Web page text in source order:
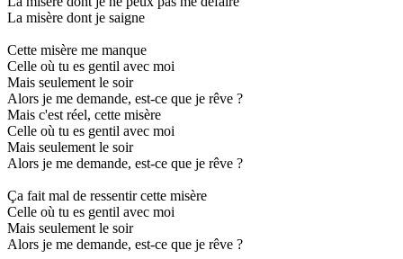
La misère dont je saigne
Cette misère me manque
Celle où tu es gentil avec moi
Mais seulement le soir
Alors je me demande, est-ce que je rêve ?
Mais c'est réel, cette misère
Celle où tu es gentil avec moi
Mais seulement le soir
Alors je me demande, est-ce que je rêve ?
Ça fait mal de ressentir cette misère
Celle où tu es gentil avec moi
Mais seulement le soir
Alors je me demande, est-ce que je rêve ?